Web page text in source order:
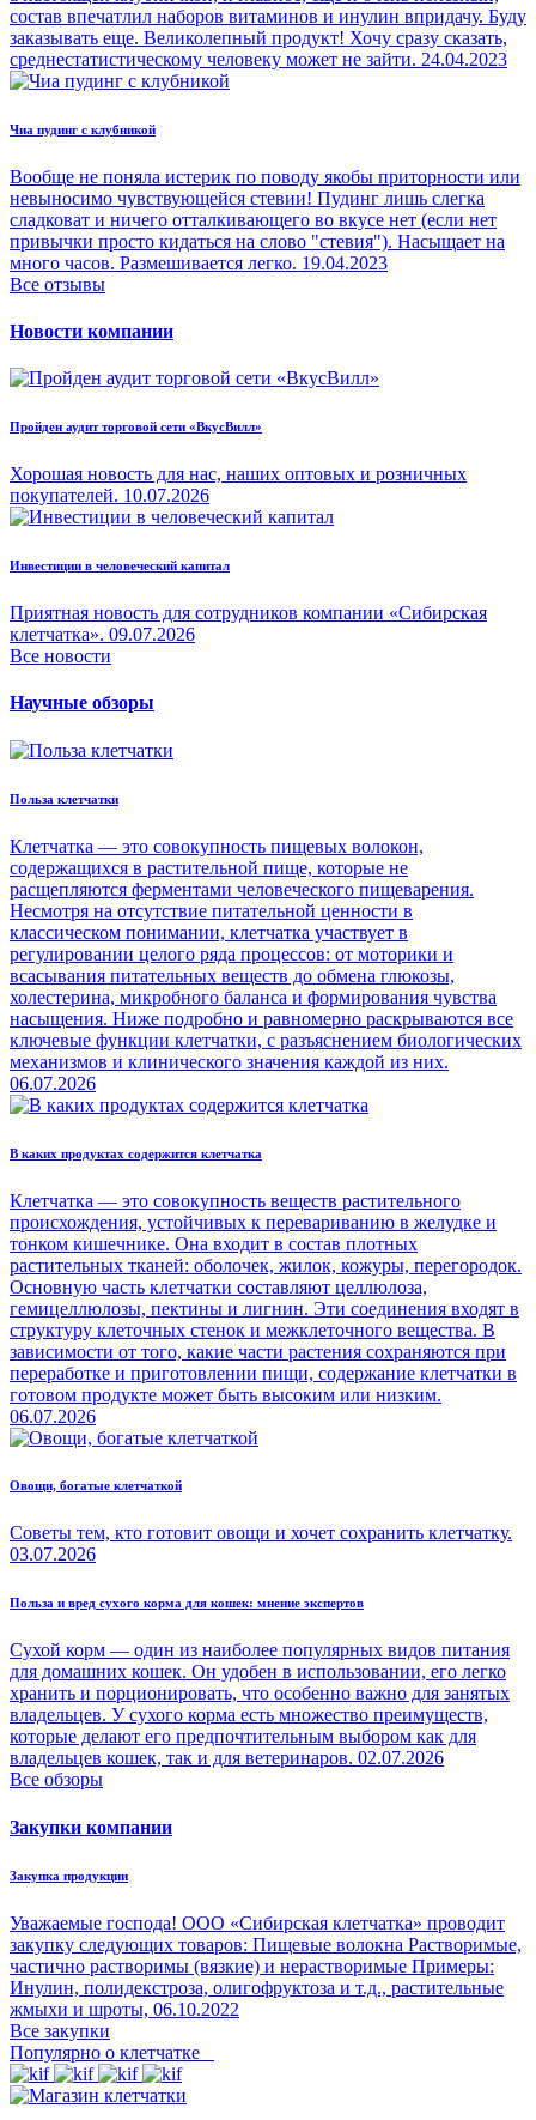
состав впечатлил наборов витаминов и инулин впридачу. Буду
заказывать еще. Великолепный продукт! Хочу сразу сказать,
среднестатистическому человеку может не зайти. 24.04.2023
Чиа пудинг с клубникой
Вообще не поняла истерик по поводу якобы приторности или
невыносимо чувствующейся стевии! Пудинг лишь слегка
сладковат и ничего отталкивающего во вкусе нет (если нет
привычки просто кидаться на слово "стевия"). Насыщает на
много часов. Размешивается легко. 19.04.2023
Все отзывы
Новости компании
Пройден аудит торговой сети «ВкусВилл»
Хорошая новость для нас, наших оптовых и розничных
покупателей. 10.07.2026
Инвестиции в человеческий капитал
Приятная новость для сотрудников компании «Сибирская
клетчатка». 09.07.2026
Все новости
Научные обзоры
Польза клетчатки
Клетчатка — это совокупность пищевых волокон,
содержащихся в растительной пище, которые не
расщепляются ферментами человеческого пищеварения.
Несмотря на отсутствие питательной ценности в
классическом понимании, клетчатка участвует в
регулировании целого ряда процессов: от моторики и
всасывания питательных веществ до обмена глюкозы,
холестерина, микробного баланса и формирования чувства
насыщения. Ниже подробно и равномерно раскрываются все
ключевые функции клетчатки, с разъяснением биологических
механизмов и клинического значения каждой из них.
06.07.2026
В каких продуктах содержится клетчатка
Клетчатка — это совокупность веществ растительного
происхождения, устойчивых к перевариванию в желудке и
тонком кишечнике. Она входит в состав плотных
растительных тканей: оболочек, жилок, кожуры, перегородок.
Основную часть клетчатки составляют целлюлоза,
гемицеллюлозы, пектины и лигнин. Эти соединения входят в
структуру клеточных стенок и межклеточного вещества. В
зависимости от того, какие части растения сохраняются при
переработке и приготовлении пищи, содержание клетчатки в
готовом продукте может быть высоким или низким.
06.07.2026
Овощи, богатые клетчаткой
Советы тем, кто готовит овощи и хочет сохранить клетчатку.
03.07.2026
Польза и вред сухого корма для кошек: мнение экспертов
Сухой корм — один из наиболее популярных видов питания
для домашних кошек. Он удобен в использовании, его легко
хранить и порционировать, что особенно важно для занятых
владельцев. У сухого корма есть множество преимуществ,
которые делают его предпочтительным выбором как для
владельцев кошек, так и для ветеринаров. 02.07.2026
Все обзоры
Закупки компании
Закупка продукции
Уважаемые господа! ООО «Сибирская клетчатка» проводит
закупку следующих товаров: Пищевые волокна Растворимые,
частично растворимы (вязкие) и нерастворимые Примеры:
Инулин, полидекстроза, олигофруктоза и т.д., растительные
жмыхи и шроты, 06.10.2022
Все закупки
Популярно о клетчатке